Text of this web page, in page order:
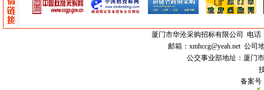
厦门市华沧采购招标有限公司
电话
邮箱： xmhccg@yeah.net公司地
公交事业部地址：厦门
备案